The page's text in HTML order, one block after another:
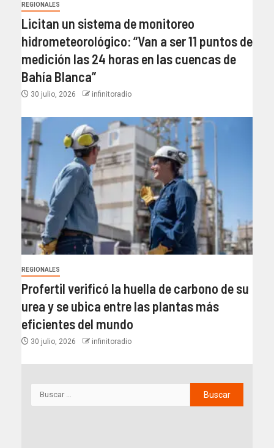
REGIONALES
Licitan un sistema de monitoreo
hidrometeorológico: “Van a ser 11 puntos de
medición las 24 horas en las cuencas de
Bahía Blanca”​
30 julio, 2026 infinitoradio
REGIONALES
Profertil verificó la huella de carbono de su
urea y se ubica entre las plantas más
eficientes del mundo​
30 julio, 2026 infinitoradio